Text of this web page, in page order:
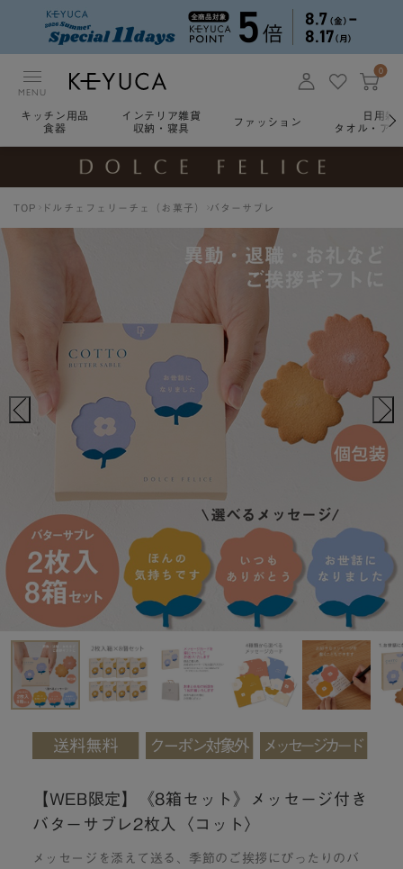
MENU
0
キッチン用品
食器
インテリア雑貨
収納・寝具
ファッション
日用雑
タオル・ア
TOP ドルチェフェリーチェ（お菓子） バターサブレ
【WEB限定】《8箱セット》メッセージ付き
バターサブレ2枚入〈コット〉
メッセージを添えて送る、季節のご挨拶にぴったりのバ